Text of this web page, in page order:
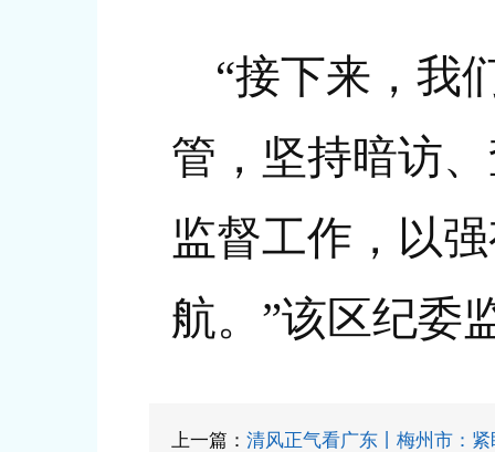
“接下来，我
管，坚持暗访
监督工作，以
航。”该区纪委
上一篇： 清风正气看广东丨梅州市：